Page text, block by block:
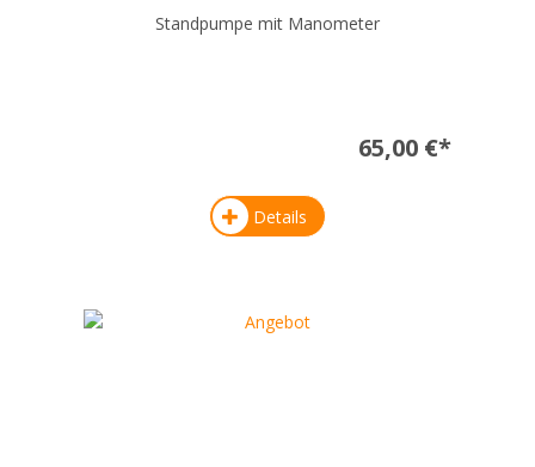
Standpumpe mit Manometer
65,00 €*
Details